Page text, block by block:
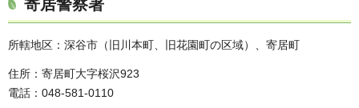
寄居警察署
所轄地区：深谷市（旧川本町、旧花園町の区域）、寄居町
住所：寄居町大字桜沢923
電話：048-581-0110